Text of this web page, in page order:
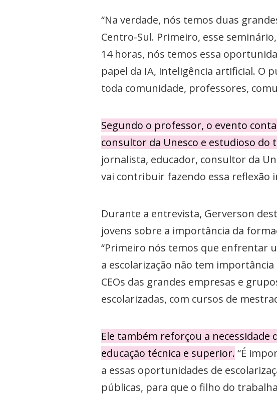
“Na verdade, nós temos duas
Centro-Sul. Primeiro, esse
14 horas, nós temos essa
papel da IA, inteligência artificial. O
toda comunidade, professores,
Segundo o professor, o evento
consultor da Unesco e estudioso do
jornalista, educador, consultor da
vai contribuir fazendo essa reflexão
Durante a entrevista, Gerverson
jovens sobre a importância da
“Primeiro nós temos que enfrentar
a escolarização não tem
CEOs das grandes empresas e
escolarizadas, com cursos de
Ele também reforçou a necessidade
educação técnica e superior. “É
a essas oportunidades de
públicas, para que o filho do